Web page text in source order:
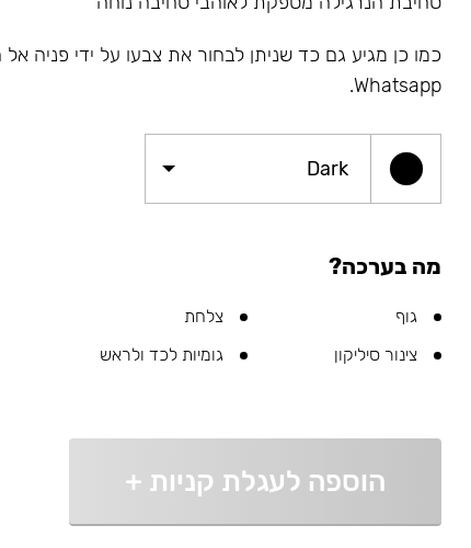
כמו כן מגיע גם כד שניתן לבחור את צבעו על ידי פניה אל
Whatsapp.
Dark
מה בערכה?
גוף
צלחת
צינור סיליקון
גומיות לכד ולראש
הוספה לעגלת קניות +